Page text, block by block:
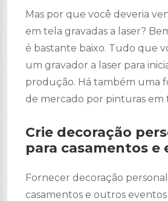
Mas por que você deveria
em tela gravadas a laser?
é bastante baixo. Tudo que
um gravador a laser para
produção. Há também uma
de mercado por pinturas em
Crie decoração
para casamentos e
Fornecer decoração
casamentos e outros